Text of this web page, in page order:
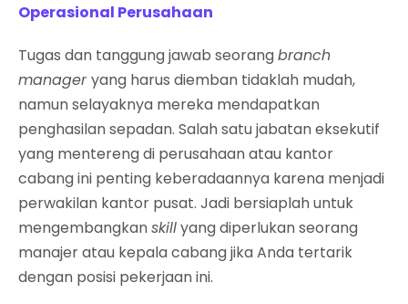
Operasional Perusahaan
Tugas dan tanggung jawab seorangbranch
manageryang harus diemban tidaklah mudah,
namun selayaknya mereka mendapatkan
penghasilan sepadan. Salah satu jabatan eksekutif
yang mentereng di perusahaan atau kantor
cabang ini penting keberadaannya karena menjadi
perwakilan kantor pusat. Jadi bersiaplah untuk
mengembangkanskillyang diperlukan seorang
manajer atau kepala cabang jika Anda tertarik
dengan posisi pekerjaan ini.